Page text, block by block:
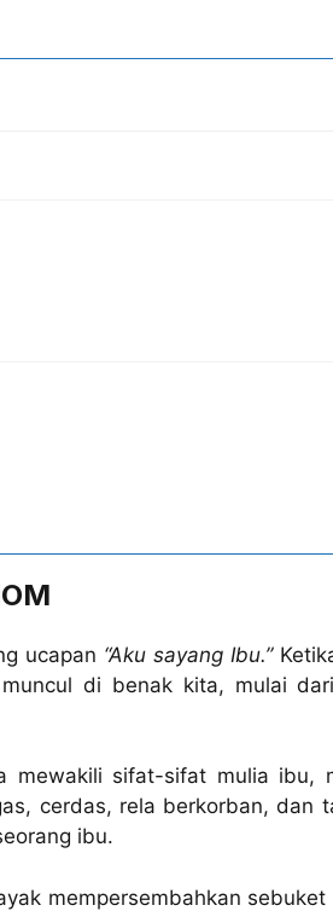
ucapan “Aku sayang Ibu.”
di benak kita, mulai
mewakili sifat-sifat mulia ibu,
cerdas, rela berkorban, dan
ibu.
mempersembahkan